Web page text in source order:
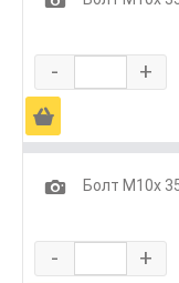
- +
Ä
1
Болт М10х
- +